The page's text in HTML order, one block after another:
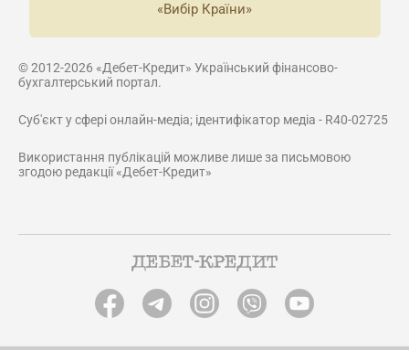
«Вибір Країни»
© 2012-2026 «Дебет-Кредит» Український фінансово-
бухгалтерський портал.
Суб'єкт у сфері онлайн-медіа; ідентифікатор медіа - R40-02725
Використання публікацій можливе лише за письмовою
згодою редакції «Дебет-Кредит»